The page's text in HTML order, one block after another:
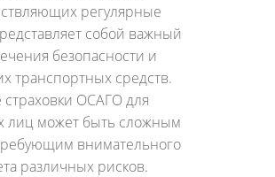
регулярные
собой важный
безопасности и
транспортных средств.
ОСАГО для
лиц может быть сложным
внимательного
различных рисков.